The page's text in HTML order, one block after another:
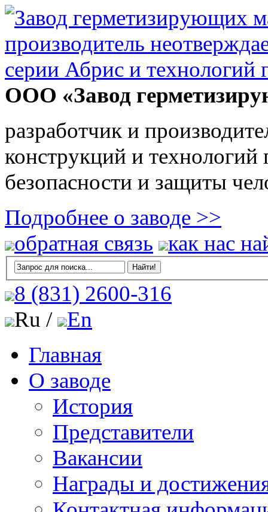
ООО «Завод
разработчик и
конструкций и
безопасности и защиты
Подробнее о заводе >>
обратная связь
как нас
8 (831) 2600-316
Ru /
En
Главная
О заводе
История
Представители
Вакансии
Награды и